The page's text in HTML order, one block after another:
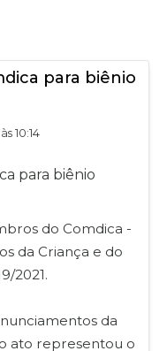
para biênio
10:14
do Comdica -
da Criança e do
2021.
da
ato representou o